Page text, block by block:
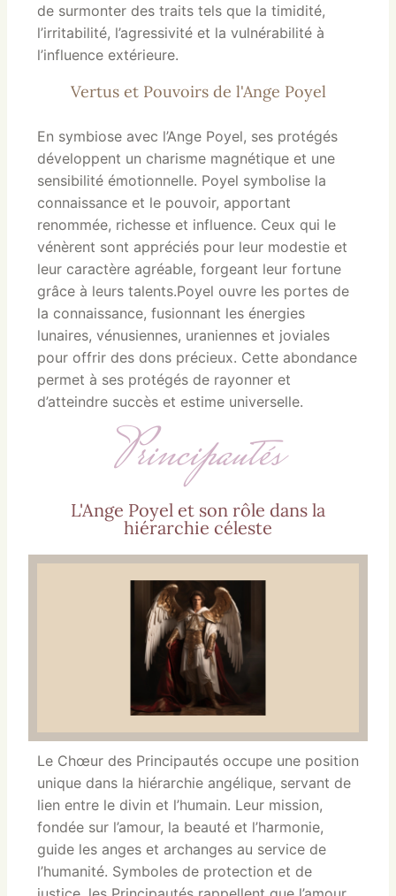
de surmonter des traits tels que la timidité,
l’irritabilité, l’agressivité et la vulnérabilité à
l’influence extérieure.
Vertus et Pouvoirs de l'Ange Poyel
En symbiose avec l’Ange Poyel, ses protégés
développent un charisme magnétique et une
sensibilité émotionnelle. Poyel symbolise la
connaissance et le pouvoir, apportant
renommée, richesse et influence. Ceux qui le
vénèrent sont appréciés pour leur modestie et
leur caractère agréable, forgeant leur fortune
grâce à leurs talents.Poyel ouvre les portes de
la connaissance, fusionnant les énergies
lunaires, vénusiennes, uraniennes et joviales
pour offrir des dons précieux. Cette abondance
permet à ses protégés de rayonner et
d’atteindre succès et estime universelle.
Principautés
L'Ange Poyel et son rôle dans la
hiérarchie céleste
Le Chœur des Principautés occupe une position
unique dans la hiérarchie angélique, servant de
lien entre le divin et l’humain. Leur mission,
fondée sur l’amour, la beauté et l’harmonie,
guide les anges et archanges au service de
l’humanité. Symboles de protection et de